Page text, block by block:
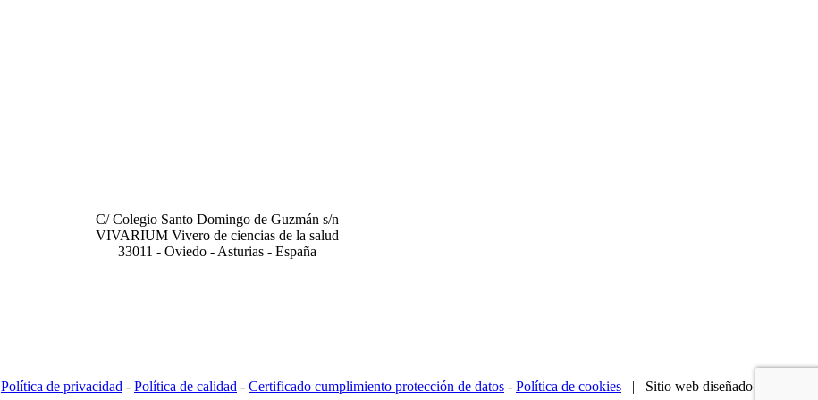
C/ Colegio Santo Domingo de Guzmán s/n
VIVARIUM Vivero de ciencias de la salud
33011 - Oviedo - Asturias - España
Política de privacidad - Política de calidad - Certificado cumplimiento protección de datos - Política de cookies | Sitio web diseñado por